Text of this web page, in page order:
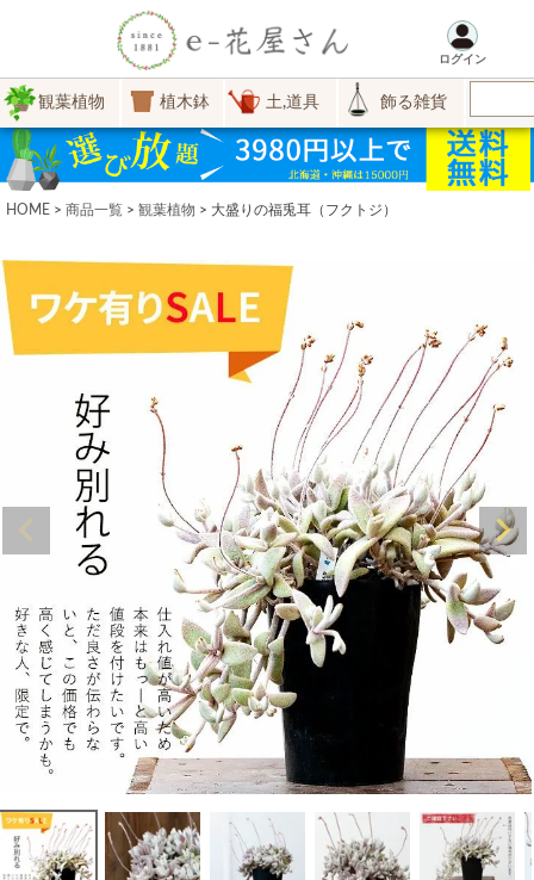
ログイン
観葉植物 植木鉢 土,道具 飾る雑貨
HOME 商品一覧 観葉植物 大盛りの福兎耳（フクトジ）